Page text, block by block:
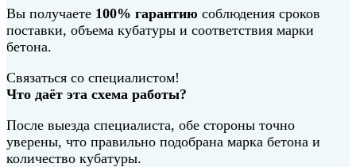
Вы получаете 100% гарантию соблюдения сроков
поставки, объема кубатуры и соответствия марки
бетона.
Связаться со специалистом!
Что даёт эта схема работы?
После выезда специалиста, обе стороны точно
уверены, что правильно подобрана марка бетона и
количество кубатуры.